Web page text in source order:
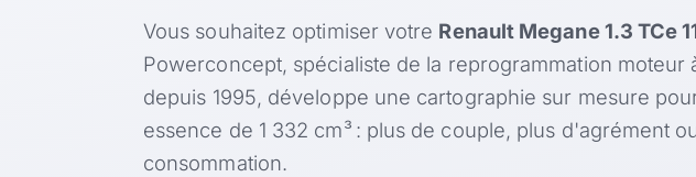
Vous souhaitez optimiser votre Renault Megane 1.3 TCe
Powerconcept, spécialiste de la reprogrammation moteur
depuis 1995, développe une cartographie sur mesure
essence de 1 332 cm³ : plus de couple, plus d'agrément
consommation.